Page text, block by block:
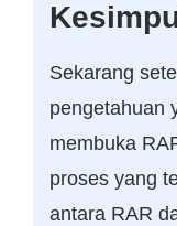
Sekarang
pengetahuan
membuka
proses yang
antara RAR